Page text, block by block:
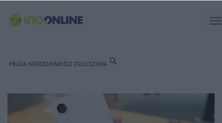
PRACA NIERUCHOMOŚCI OGŁOSZENIA search